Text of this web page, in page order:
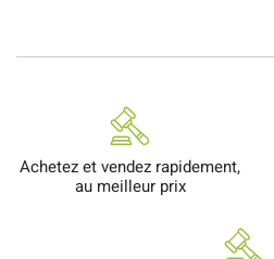
Achetez et vendez rapidement,
au meilleur prix